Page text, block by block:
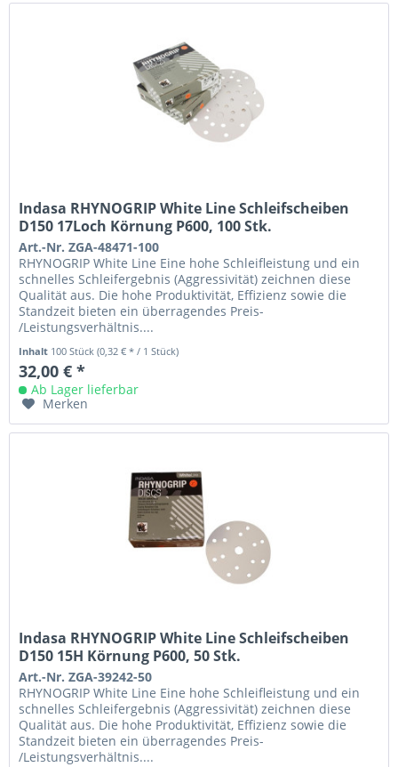
Indasa RHYNOGRIP White Line Schleifscheiben
D150 17Loch Körnung P600, 100 Stk.
Art.-Nr. ZGA-48471-100
RHYNOGRIP White Line Eine hohe Schleifleistung und ein
schnelles Schleifergebnis (Aggressivität) zeichnen diese
Qualität aus. Die hohe Produktivität, Effizienz sowie die
Standzeit bieten ein überragendes Preis-
/Leistungsverhältnis....
Inhalt 100 Stück(0,32 € * / 1 Stück)
32,00 € *
Ab Lager lieferbar
Merken
Indasa RHYNOGRIP White Line Schleifscheiben
D150 15H Körnung P600, 50 Stk.
Art.-Nr. ZGA-39242-50
RHYNOGRIP White Line Eine hohe Schleifleistung und ein
schnelles Schleifergebnis (Aggressivität) zeichnen diese
Qualität aus. Die hohe Produktivität, Effizienz sowie die
Standzeit bieten ein überragendes Preis-
/Leistungsverhältnis....